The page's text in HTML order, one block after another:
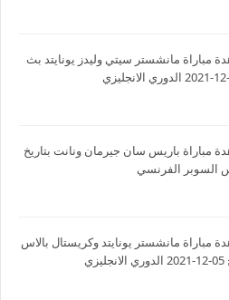
مباراة مانشستر سيتي وليدز يونايتد بث
مباراة باريس سان جيرمان ونانت بتاريخ
مباراة مانشستر يونايتد وكريستال بالاس